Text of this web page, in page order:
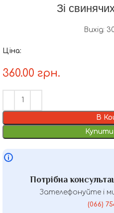
Зі
Вихід:
Ціна:
360.00 грн.
В
Потрібна
Зателефонуйте і
(066)